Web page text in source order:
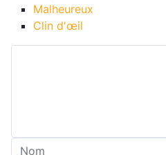
Malheureux
Clin d'œil